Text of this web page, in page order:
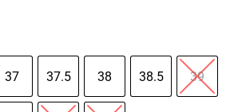
37 37.5 38 38.5 39